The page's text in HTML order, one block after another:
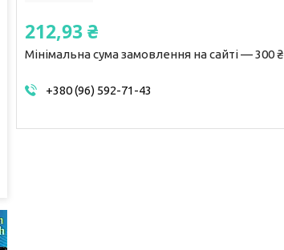
212,93 ₴
Мінімальна сума замовлення на сайті — 300 ₴
+380 (96) 592-71-43